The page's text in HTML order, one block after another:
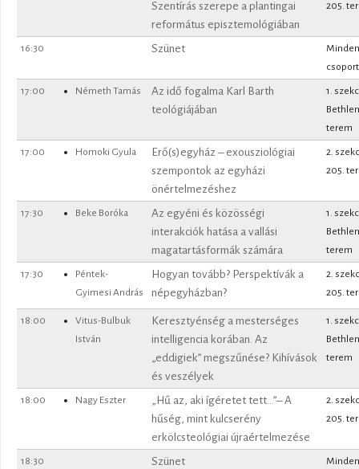
Szentírás szerepe a plantingai
református episztemológiában
205.
16:30 Szünet
Minden
csoport
17:00 Németh Tamás
Az idő fogalma Karl Barth
teológiájában
1.
Bethlen
terem
17:00 Homoki Gyula
Erő(s)egyház – exousziológiai
szempontok az egyházi
önértelmezéshez
2.
205.
17:30 Beke Boróka
Az egyéni és közösségi
interakciók hatása a vallási
magatartásformák számára
1.
Bethlen
terem
17:30
Péntek-
Gyimesi András
Hogyan tovább? Perspektívák a
népegyházban?
2.
205.
18:00
Vitus-Bulbuk
István
Keresztyénség a mesterséges
intelligencia korában. Az
„eddigiek” megszűnése? Kihívások
és veszélyek
1.
Bethlen
terem
18:00 Nagy Eszter
„Hű az, aki ígéretet tett…”– A
hűség, mint kulcserény
erkölcsteológiai újraértelmezése
2.
205.
18:30 Szünet
Minden